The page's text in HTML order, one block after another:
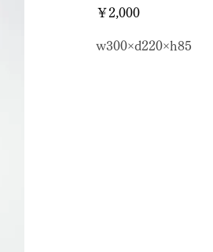
￥2,000価
w300×d220×h85